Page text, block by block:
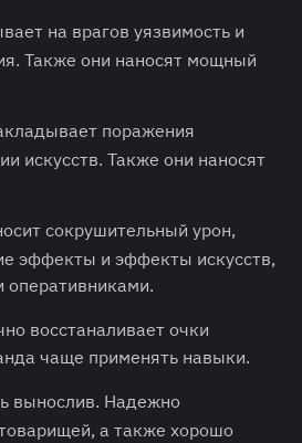
на врагов уязвимость и
Также они наносят мощный
поражения
искусств. Также они наносят
сокрушительный урон,
эффекты и эффекты искусств,
восстаналивает очки
чаще применять навыки.
вынослив. Надежно
а также хорошо